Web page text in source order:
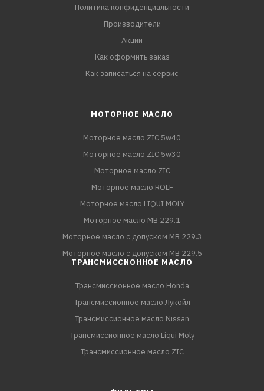
Политика конфиденциальности
Производители
Акции
Как оформить заказ
Как записаться на сервис
МОТОРНОЕ МАСЛО
Моторное масло ZIC 5w40
Моторное масло ZIC 5w30
Моторное масло ZIC
Моторное масло ROLF
Моторное масло LIQUI MOLY
Моторное масло MB 229.1
Моторное масло с допуском MB 229.3
Моторное масло с допуском MB 229.5
ТРАНСМИССИОННОЕ МАСЛО
Трансмиссионное масло Honda
Трансмиссионное масло Лукойл
Трансмиссионное масло Nissan
Трансмиссионное масло Liqui Moly
Трансмиссионное масло ZIC